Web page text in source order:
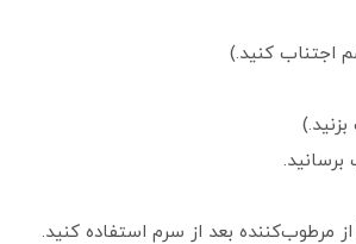
بعد از سرم استفاده کنید.